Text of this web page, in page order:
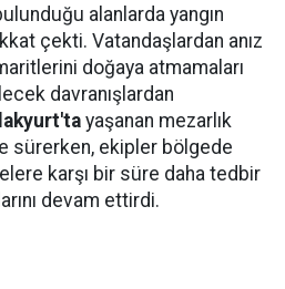
alanlarda yangın
çekti. Vatandaşlardan anız
doğaya atmamaları
davranışlardan
yaşanan mezarlık
sürerken, ekipler bölgede
karşı bir süre daha tedbir
devam ettirdi.